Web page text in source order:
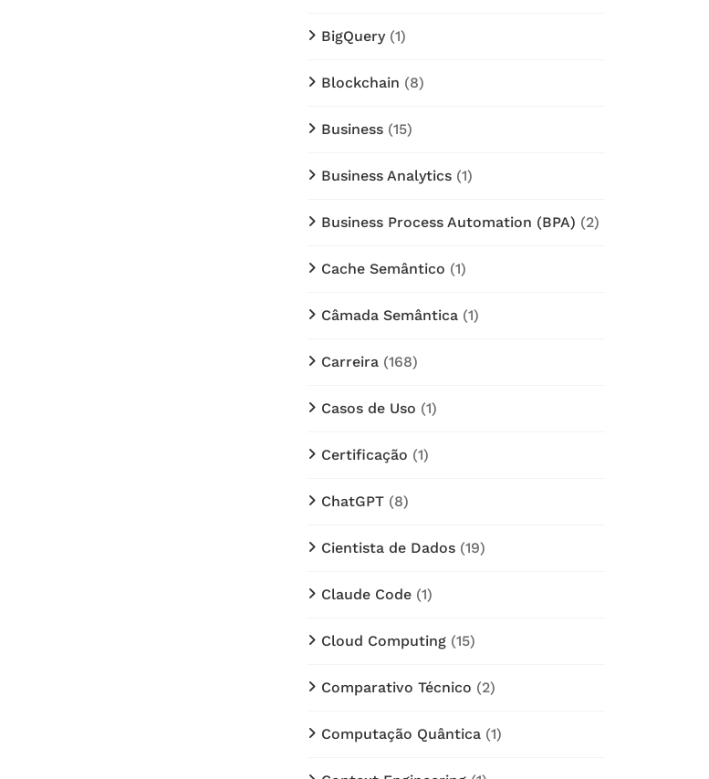
BigQuery(1)
Blockchain (8)
Business (15)
Business Analytics (1)
Business Process Automation (BPA) (2)
Cache Semântico (1)
Câmada Semântica (1)
Carreira (168)
Casos de Uso (1)
Certificação (1)
ChatGPT (8)
Cientista de Dados (19)
Claude Code (1)
Cloud Computing (15)
Comparativo Técnico (2)
Computação Quântica (1)